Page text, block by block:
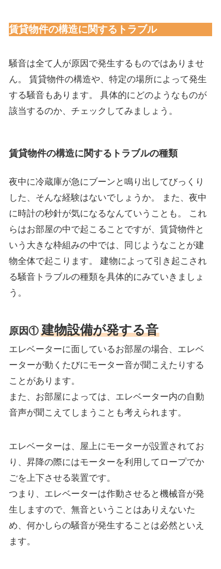
賃貸物件の構造に関するトラブル
騒音は全て人が原因で発生するものではありませ
ん。 賃貸物件の構造や、特定の場所によって発生
する騒音もあります。 具体的にどのようなものが
該当するのか、チェックしてみましょう。
賃貸物件の構造に関するトラブルの種類
夜中に冷蔵庫が急にブーンと鳴り出してびっくり
した、そんな経験はないでしょうか。 また、夜中
に時計の秒針が気になるなんていうことも。 これ
らはお部屋の中で起こることですが、賃貸物件と
いう大きな枠組みの中では、同じようなことが建
物全体で起こります。 建物によって引き起こされ
る騒音トラブルの種類を具体的にみていきましょ
う。
原因① 建物設備が発する音
エレベーターに面しているお部屋の場合、エレベ
ーターが動くたびにモーター音が聞こえたりする
ことがあります。
また、お部屋によっては、エレベーター内の自動
音声が聞こえてしまうことも考えられます。
エレベーターは、屋上にモーターが設置されてお
り、昇降の際にはモーターを利用してロープでか
ごを上下させる装置です。
つまり、エレベーターは作動させると機械音が発
生しますので、無音ということはありえないた
め、何かしらの騒音が発生することは必然といえ
ます。